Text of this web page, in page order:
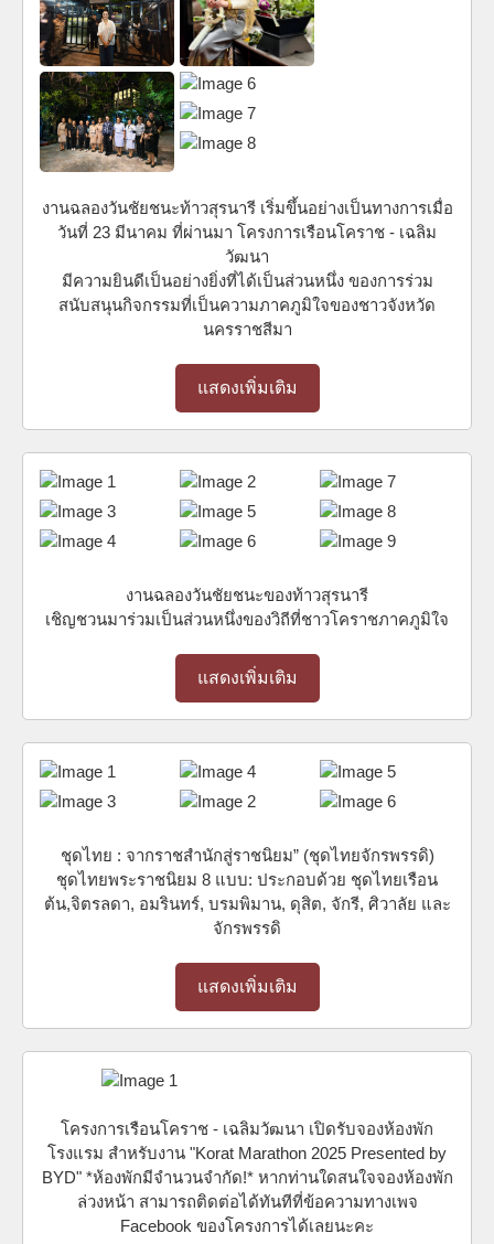
งานฉลองวันชัยชนะท้าวสุรนารี เริ่มขึ้นอย่างเป็นทางการเมื่อ
วันที่ 23 มีนาคม ที่ผ่านมา โครงการเรือนโคราช - เฉลิม
วัฒนา
มีความยินดีเป็นอย่างยิ่งที่ได้เป็นส่วนหนึ่ง ของการร่วม
สนับสนุนกิจกรรมที่เป็นความภาคภูมิใจของชาวจังหวัด
นครราชสีมา
แสดงเพิ่มเติม
งานฉลองวันชัยชนะของท้าวสุรนารี
เชิญชวนมาร่วมเป็นส่วนหนึ่งของวิถีที่ชาวโคราชภาคภูมิใจ
แสดงเพิ่มเติม
ชุดไทย : จากราชสำนักสู่ราชนิยม” (ชุดไทยจักรพรรดิ)
ชุดไทยพระราชนิยม 8 แบบ: ประกอบด้วย ชุดไทยเรือน
ต้น,จิตรลดา, อมรินทร์, บรมพิมาน, ดุสิต, จักรี, ศิวาลัย และ
จักรพรรดิ
แสดงเพิ่มเติม
โครงการเรือนโคราช - เฉลิมวัฒนา เปิดรับจองห้องพัก
โรงแรม สำหรับงาน "Korat Marathon 2025 Presented by
BYD" *ห้องพักมีจำนวนจำกัด!* หากท่านใดสนใจจองห้องพัก
ล่วงหน้า สามารถติดต่อได้ทันทีที่ข้อความทางเพจ
Facebook ของโครงการได้เลยนะคะ